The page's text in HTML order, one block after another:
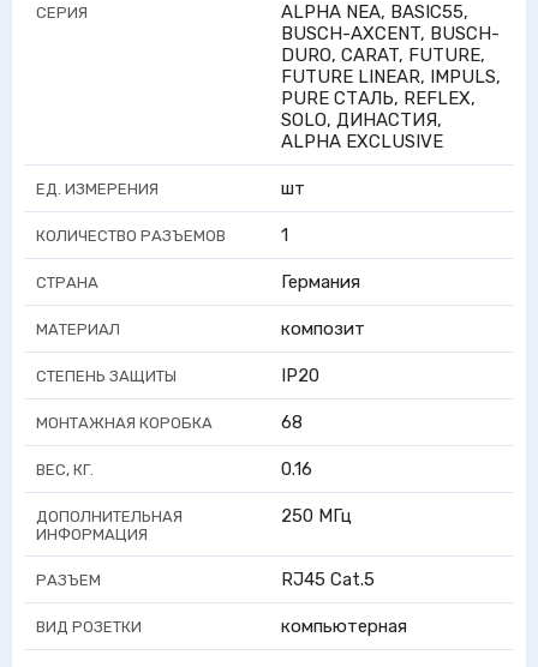
СЕРИЯ
ALPHA NEA, BASIC55,
BUSCH-AXCENT, BUSCH-
DURO, CARAT, FUTURE,
FUTURE LINEAR, IMPULS,
PURE СТАЛЬ, REFLEX,
SOLO, ДИНАСТИЯ,
ALPHA EXCLUSIVE
ЕД. ИЗМЕРЕНИЯ шт
КОЛИЧЕСТВО РАЗЪЕМОВ 1
СТРАНА Германия
МАТЕРИАЛ композит
СТЕПЕНЬ ЗАЩИТЫ IP20
МОНТАЖНАЯ КОРОБКА 68
ВЕС, КГ. 0.16
ДОПОЛНИТЕЛЬНАЯ
ИНФОРМАЦИЯ
250 МГц
РАЗЪЕМ RJ45 Cat.5
ВИД РОЗЕТКИ компьютерная